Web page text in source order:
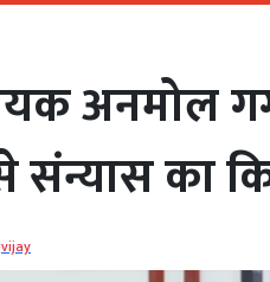
अनमोल
संन्यास का